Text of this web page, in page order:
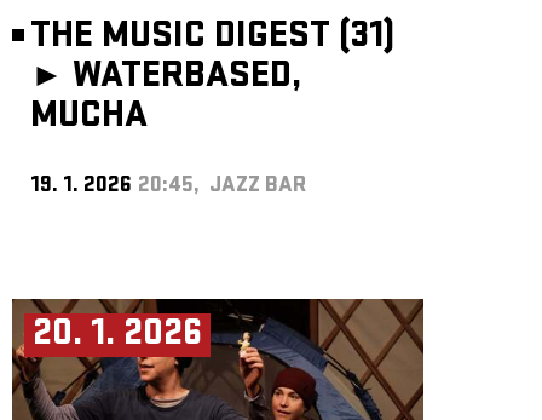
THE MUSIC DIGEST (31)
► WATERBASED,
MUCHA
19. 1. 2026 20:45, JAZZ BAR
20. 1. 2026